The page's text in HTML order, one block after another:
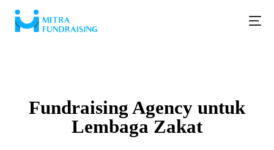
Fundraising Agency untuk
Lembaga Zakat